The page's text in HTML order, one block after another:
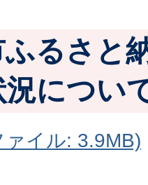
るさと
につい
ァイル: 3.9MB)